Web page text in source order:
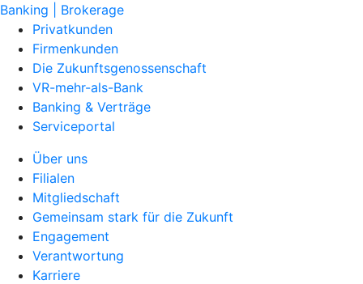
Banking | Brokerage
Privatkunden
Firmenkunden
Die Zukunftsgenossenschaft
VR-mehr-als-Bank
Banking & Verträge
Serviceportal
Über uns
Filialen
Mitgliedschaft
Gemeinsam stark für die Zukunft
Engagement
Verantwortung
Karriere